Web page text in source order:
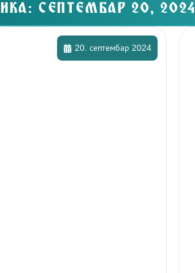
СЕПТЕМБАР 20, 2024
20. септембар 2024